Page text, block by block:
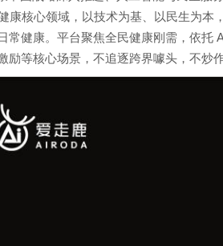
康核心领域，以技术为基、以民生为本
常健康。 平台聚焦全民健康刚需，依托
励等核心场景，不追逐跨界噱头，不炒